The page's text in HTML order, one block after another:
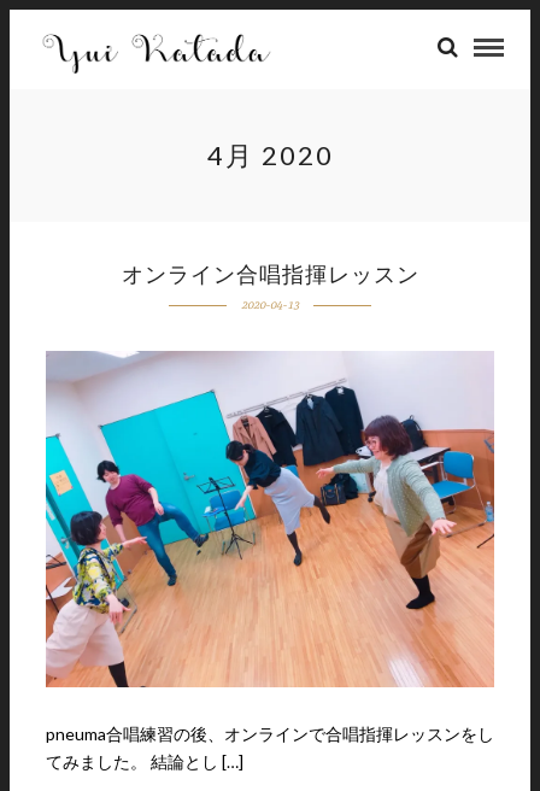
4月 2020
オンライン合唱指揮レッスン
2020-04-13
pneuma合唱練習の後、オンラインで合唱指揮レッスンをし
てみました。 結論とし […]